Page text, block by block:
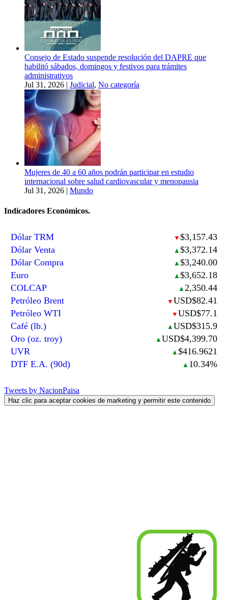
Consejo de Estado suspende resolución del DAPRE que
habilitó sábados, domingos y festivos para trámites
administrativos
Jul 31, 2026 | Judicial, No categoría
Mujeres de 40 a 60 años podrán participar en estudio
internacional sobre salud cardiovascular y menopausia
Jul 31, 2026 | Mundo
Indicadores Económicos.
Dólar TRM ▼ $3,157.43
Dólar Venta
▲ $3,372.14
Dólar Compra
▲ $3,240.00
Euro
▲ $3,652.18
COLCAP
▲ 2,350.44
Petróleo Brent
▼ USD$82.41
Petróleo WTI
▼ USD$77.1
Café (lb.)
▲ USD$315.9
Oro (oz. troy)
▲ USD$4,399.70
UVR
▲ $416.9621
DTF E.A. (90d)
▲ 10.34%
Tweets by NacionPaisa
Haz clic para aceptar cookies de marketing y permitir este contenido